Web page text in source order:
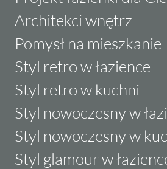
Architekci wnętrz
Pomysł na mieszkanie
Styl retro w łazience
Styl retro w kuchni
Styl nowoczesny w
Styl nowoczesny w
Styl glamour w